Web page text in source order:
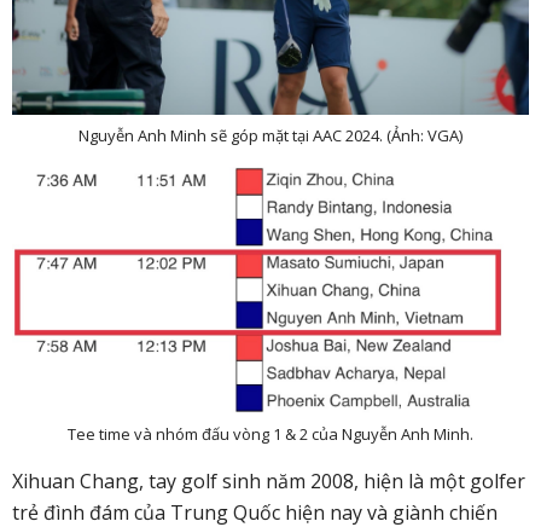
Nguyễn Anh Minh sẽ góp mặt tại AAC 2024. (Ảnh: VGA)
Tee time và nhóm đấu vòng 1 & 2 của Nguyễn Anh Minh.
Xihuan Chang, tay golf sinh năm 2008, hiện là một golfer
trẻ đình đám của Trung Quốc hiện nay và giành chiến